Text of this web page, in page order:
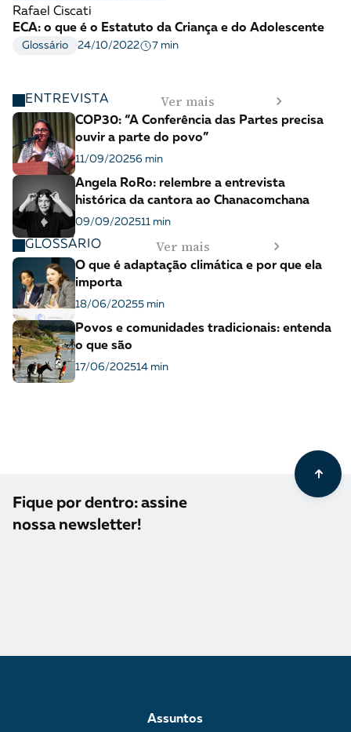
Rafael Ciscati
ECA: o que é o Estatuto da Criança e do Adolescente
Glossário 24/10/2022 7 min
ENTREVISTA Ver mais
COP30: “A Conferência das Partes precisa
ouvir a parte do povo”
11/09/20256 min
Angela RoRo: relembre a entrevista
histórica da cantora ao Chanacomchana
09/09/202511 min
GLOSSÁRIO Ver mais
O que é adaptação climática e por que ela
importa
18/06/20255 min
Povos e comunidades tradicionais: entenda
o que são
17/06/202514 min
Fique por dentro: assine
nossa newsletter!
Assuntos